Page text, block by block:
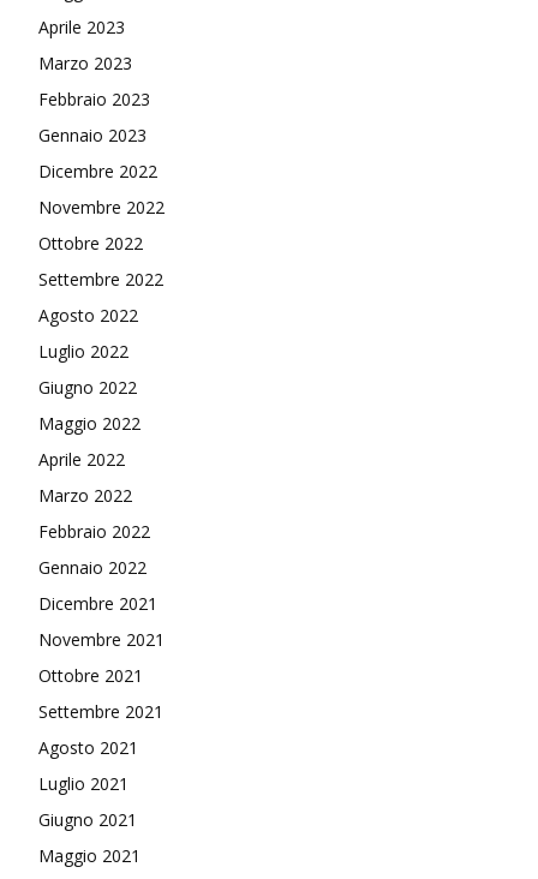
Aprile 2023
Marzo 2023
Febbraio 2023
Gennaio 2023
Dicembre 2022
Novembre 2022
Ottobre 2022
Settembre 2022
Agosto 2022
Luglio 2022
Giugno 2022
Maggio 2022
Aprile 2022
Marzo 2022
Febbraio 2022
Gennaio 2022
Dicembre 2021
Novembre 2021
Ottobre 2021
Settembre 2021
Agosto 2021
Luglio 2021
Giugno 2021
Maggio 2021